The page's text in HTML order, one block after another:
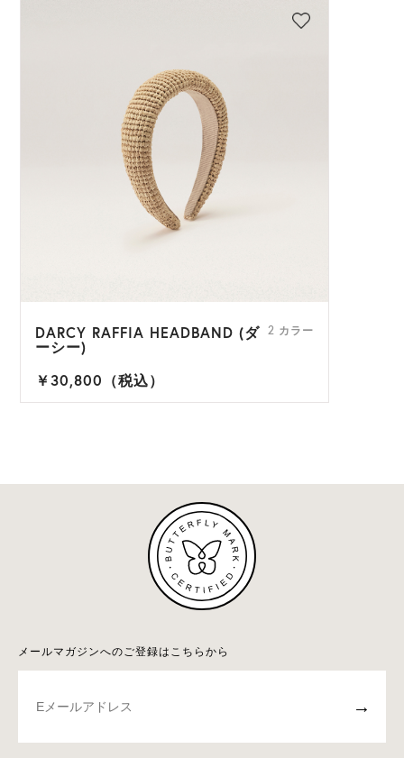
DARCY RAFFIA HEADBAND (ダ
ーシー)
2 カラー
￥30,800（税込）
メールマガジンへのご登録はこちらから
→